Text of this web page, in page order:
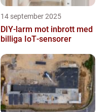
14 september 2025
DIY‑larm mot inbrott med
billiga IoT‑sensorer